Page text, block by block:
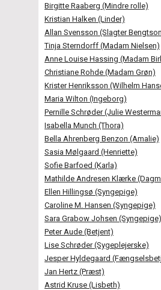
Birgitte Raaberg (Mindre rolle)
Kristian Halken (Linder)
Allan Svensson (Slagter
Tinja Sterndorff (Madam Nielsen)
Anne Louise Hassing (Madam
Christiane Rohde (Madam Grøn)
Krister Henriksson (Wilhelm
Maria Wilton (Ingeborg)
Pernille Schrøder (Julie
Isabella Munch (Thora)
Bella Ahrenberg Benzon (Amalie)
Sasia Mølgaard (Henriette)
Sofie Barfoed (Karla)
Mathilde Andresen Klærke
Ellen Hillingsø (Syngepige)
Caroline M. Hansen (Syngepige)
Sara Grabow Johsen (Syngepige)
Peter Aude (Betjent)
Lise Schrøder (Sygeplejerske)
Jesper Hyldegaard
Jan Hertz (Præst)
Astrid Kruse (Lisbeth)